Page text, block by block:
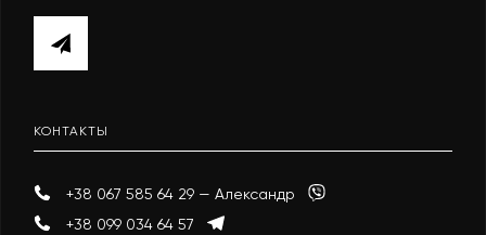
КОНТАКТЫ
+38 067 585 64 29 — Александр
+38 099 034 64 57